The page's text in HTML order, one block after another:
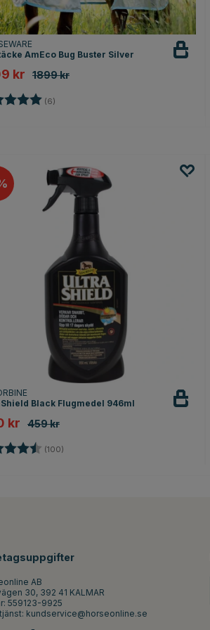
AmEco Bug Buster Silver
kr 1899 kr
(6)
Black Flugmedel 946ml
kr 459 kr
(100)
AB
30, 392 41 KALMAR
559123-9925
kundservice@horseonline.se